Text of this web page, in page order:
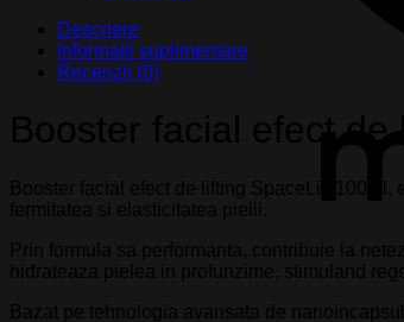
Descriere
Informații suplimentare
Recenzii (0)